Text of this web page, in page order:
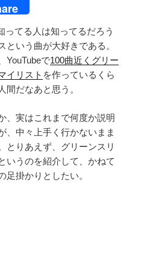
ってる人は知ってるだろう
という曲が大好きである。
YouTubeで100曲近くグリー
イリスト を作っているくら
間だなあと思う。
、実はこれまで何度か説明
、中々上手く行かないまま
とりあえず、グリーンスリ
いうのを紹介して、かねて
足掛かりとしたい。